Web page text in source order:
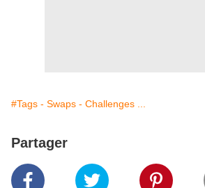
#Tags - Swaps - Challenges ...
Partager